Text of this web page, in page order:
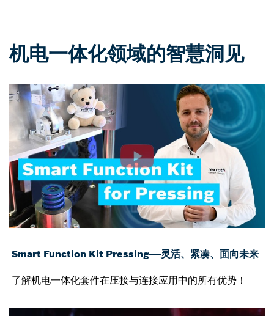
机电一体化领域的智慧洞见
Smart Function Kit Pressing——灵活、紧凑、面向未来
了解机电一体化套件在压接与连接应用中的所有优势！